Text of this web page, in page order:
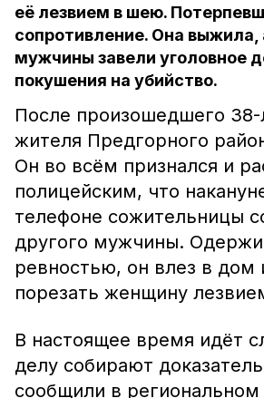
её лезвием в шею.
сопротивление. Она выжила,
мужчины завели уголовное
покушения на убийство.
После произошедшего 38-
жителя Предгорного
Он во всём признался и
полицейским, что
телефоне сожительницы
другого мужчины.
ревностью, он влез в дом
порезать женщину
В настоящее время идёт
делу собирают
сообщили в